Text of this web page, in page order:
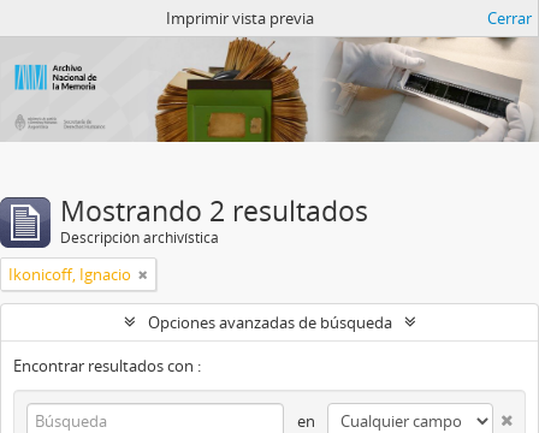
Imprimir vista previa Cerrar
Mostrando 2 resultados
Descripción archivística
Ikonicoff, Ignacio
Opciones avanzadas de búsqueda
Encontrar resultados con :
en